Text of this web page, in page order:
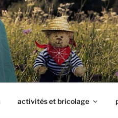
activités et bricolage